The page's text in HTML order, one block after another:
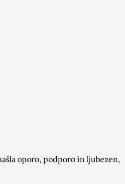
oporo, podporo in ljubezen,